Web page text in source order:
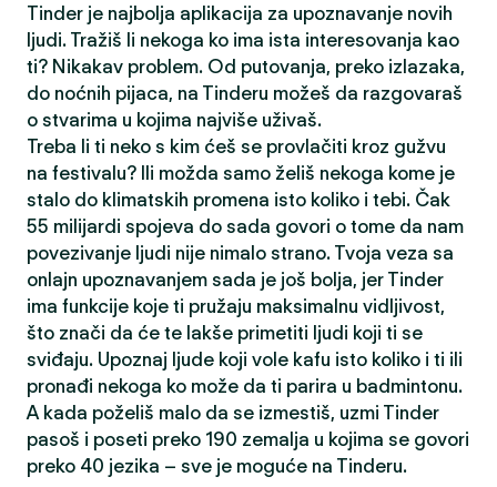
Tinder je najbolja aplikacija za upoznavanje novih
ljudi. Tražiš li nekoga ko ima ista interesovanja kao
ti? Nikakav problem. Od putovanja, preko izlazaka,
do noćnih pijaca, na Tinderu možeš da razgovaraš
o stvarima u kojima najviše uživaš.
Treba li ti neko s kim ćeš se provlačiti kroz gužvu
na festivalu? Ili možda samo želiš nekoga kome je
stalo do klimatskih promena isto koliko i tebi. Čak
55 milijardi spojeva do sada govori o tome da nam
povezivanje ljudi nije nimalo strano. Tvoja veza sa
onlajn upoznavanjem sada je još bolja, jer Tinder
ima funkcije koje ti pružaju maksimalnu vidljivost,
što znači da će te lakše primetiti ljudi koji ti se
sviđaju. Upoznaj ljude koji vole kafu isto koliko i ti ili
pronađi nekoga ko može da ti parira u badmintonu.
A kada poželiš malo da se izmestiš, uzmi Tinder
pasoš i poseti preko 190 zemalja u kojima se govori
preko 40 jezika – sve je moguće na Tinderu.